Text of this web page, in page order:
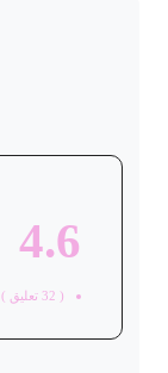
4.6
32 تعليق )